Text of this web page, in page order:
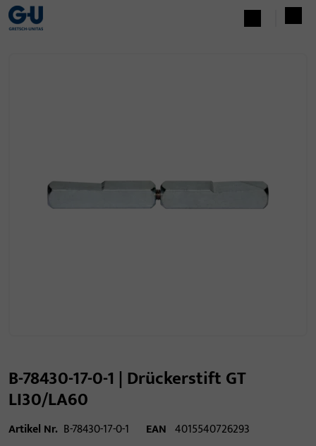
B-78430-17-0-1 | Drückerstift GT
LI30/LA60
Artikel Nr. B-78430-17-0-1 EAN 4015540726293